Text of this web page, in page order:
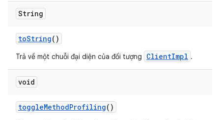
String
toString()
Trả về một chuỗi đại diện của đối tượng ClientImpl .
void
toggleMethodProfiling()